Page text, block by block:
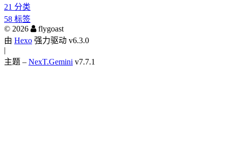
21 分类
58 标签
© 2026
flygoast
由 Hexo 强力驱动 v6.3.0
|
主题 – NexT.Gemini v7.7.1